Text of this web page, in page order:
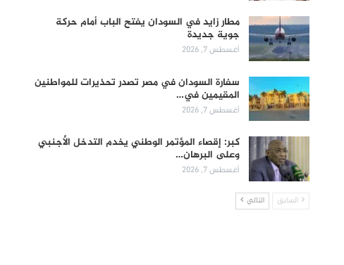
مطار زايد في السودان يفتح الباب أمام حركة
جوية جديدة
أغسطس 7, 2026
سفارة السودان في مصر تصدر تحذيرات للمواطنين
المقيمين في…
أغسطس 7, 2026
كبر: إقصاء المؤتمر الوطني يخدم التدخل الأجنبي
وعلى البرهان…
أغسطس 7, 2026
السابق التالي